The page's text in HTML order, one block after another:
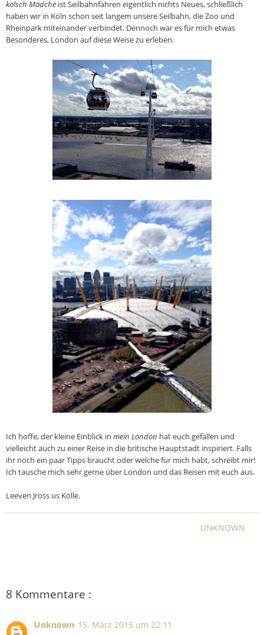
kölsch Mädche ist Seilbahnfahren eigentlich nichts Neues, schließlich
haben wir in Köln schon seit langem unsere Seilbahn, die Zoo und
Rheinpark miteinander verbindet. Dennoch war es für mich etwas
Besonderes, London auf diese Weise zu erleben.
Ich hoffe, der kleine Einblick in mein London hat euch gefallen und
vielleicht auch zu einer Reise in die britische Hauptstadt inspiriert. Falls
ihr noch ein paar Tipps braucht oder welche für mich habt, schreibt mir!
Ich tausche mich sehr gerne über London und das Reisen mit euch aus.
Leeven Jross us Kölle.
UNKNOWN
8 Kommentare :
Unknown 15. März 2015 um 22:11